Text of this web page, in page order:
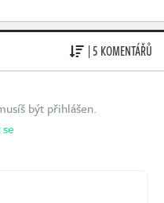
| 5 KOMENTÁŘŮ
být přihlášen.